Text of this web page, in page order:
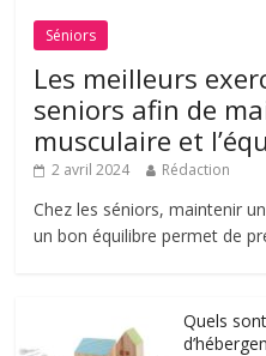
Séniors
Les meilleurs
seniors afin de
musculaire et
2 avril 2024 Rédaction
Chez les séniors, maintenir
un bon équilibre permet de
Quels